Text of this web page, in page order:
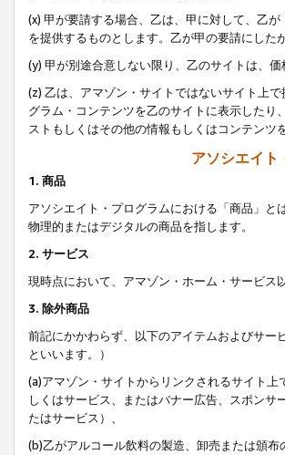
(x) 甲が要請する場合、乙は、甲に対して、乙
を提供するものとします。乙が甲の要請にした
(y) 甲が別途合意しない限り、乙のサイトは、
(z) 乙は、アマゾン・サイトではないサイト上
グラム・コンテンツを乙のサイトに表示した
ストもしくはその他の情報もしくはコンテン
アソシエイト
1. 商品
アソシエイト・プログラムにおける「商品」
物理的またはデジタルの商品を指します。
2. サービス
現時点において、アマゾン・ホーム・サービ
3. 除外商品
前記にかかわらず、以下のアイテムおよびサ
といいます。）
(a)アマゾン・サイトからリンクされるサイト
しくはサービス、またはバナー広告、スポン
たはサービス）、
(b)乙がアルコール飲料の製造、卸売または頒